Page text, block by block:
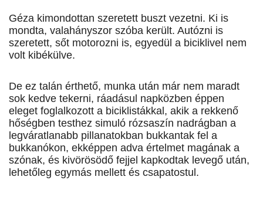
Géza kimondottan szeretett buszt vezetni. Ki is
mondta, valahányszor szóba került. Autózni is
szeretett, sőt motorozni is, egyedül a biciklivel nem
volt kibékülve.
De ez talán érthető, munka után már nem maradt
sok kedve tekerni, ráadásul napközben éppen
eleget foglalkozott a biciklistákkal, akik a rekkenő
hőségben testhez simuló rózsaszín nadrágban a
legváratlanabb pillanatokban bukkantak fel a
bukkanókon, ekképpen adva értelmet magának a
szónak, és kivörösödő fejjel kapkodtak levegő után,
lehetőleg egymás mellett és csapatostul.